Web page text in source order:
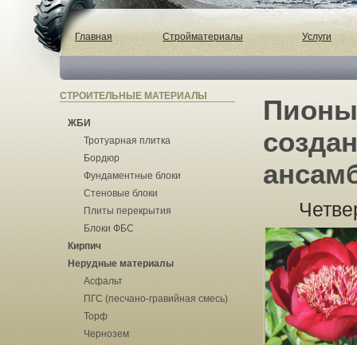
Главная Стройматериалы Услуги
СТРОИТЕЛЬНЫЕ МАТЕРИАЛЫ
ЖБИ
Тротуарная плитка
Бордюр
Фундаментные блоки
Стеновые блоки
Плиты перекрытия
Блоки ФБС
Кирпич
Нерудные материалы
Асфальт
ПГС (песчано-гравийная смесь)
Торф
Чернозем